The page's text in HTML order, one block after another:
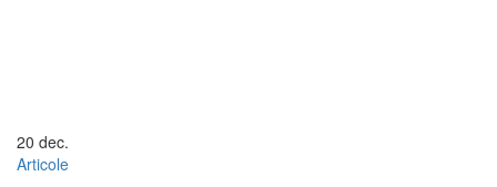
20 dec.
Articole